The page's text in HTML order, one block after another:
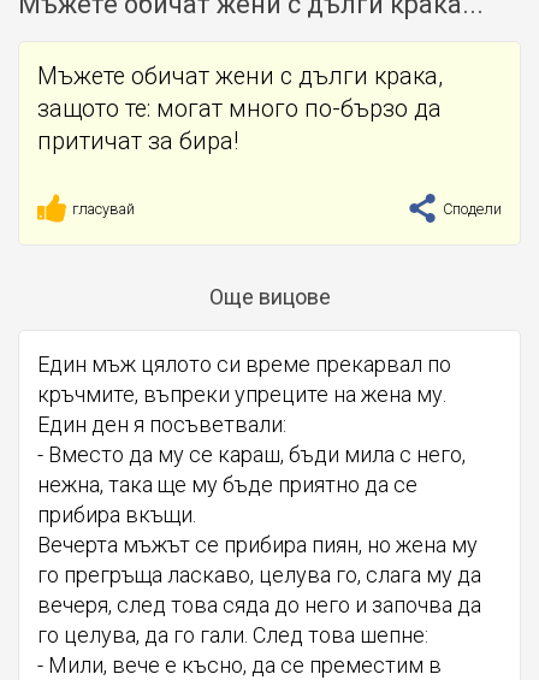
Мъжете обичат жени с дълги крака,
защото те: могат много по-бързо да
притичат за бира!
гласувай Сподели
Още вицове
Един мъж цялото си време прекарвал по
кръчмите, въпреки упреците на жена му.
Един ден я посъветвали:
- Вместо да му се караш, бъди мила с него,
нежна, така ще му бъде приятно да се
прибира вкъщи.
Вечерта мъжът се прибира пиян, но жена му
го прегръща ласкаво, целува го, слага му да
вечеря, след това сяда до него и започва да
го целува, да го гали. След това шепне:
- Мили, вече е късно, да се преместим в